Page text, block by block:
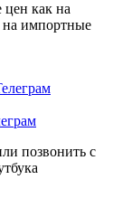
как на
на импортные
позвонить с